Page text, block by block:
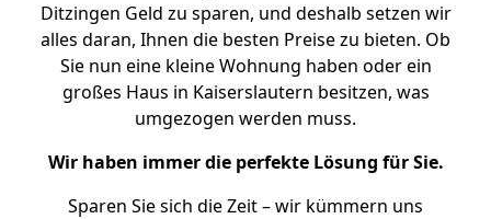
Ditzingen Geld zu sparen, und deshalb setzen wir
alles daran, Ihnen die besten Preise zu bieten. Ob
Sie nun eine kleine Wohnung haben oder ein
großes Haus in Kaiserslautern besitzen, was
umgezogen werden muss.
Wir haben immer die perfekte Lösung für Sie.
Sparen Sie sich die Zeit – wir kümmern uns